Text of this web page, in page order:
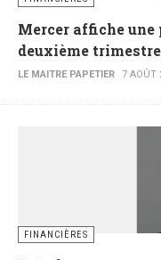
Mercer affiche une
deuxième trimestre
LE MAITRE PAPETIER 7 AOÛT
FINANCIÈRES